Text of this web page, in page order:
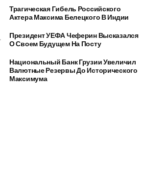
Трагическая Гибель Российского
Актера Максима Белецкого В Индии
Президент УЕФА Чеферин Высказался
О Своем Будущем На Посту
Национальный Банк Грузии Увеличил
Валютные Резервы До Исторического
Максимума